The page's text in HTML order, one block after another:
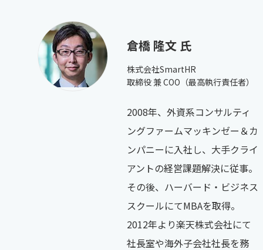
倉橋 隆文 氏
株式会社SmartHR
取締役 兼 COO（最高執行責任者）
2008年、外資系コンサルティ
ングファームマッキンゼー＆カ
ンパニーに入社し、大手クライ
アントの経営課題解決に従事。
その後、ハーバード・ビジネス
スクールにてMBAを取得。
2012年より楽天株式会社にて
社長室や海外子会社社長を務